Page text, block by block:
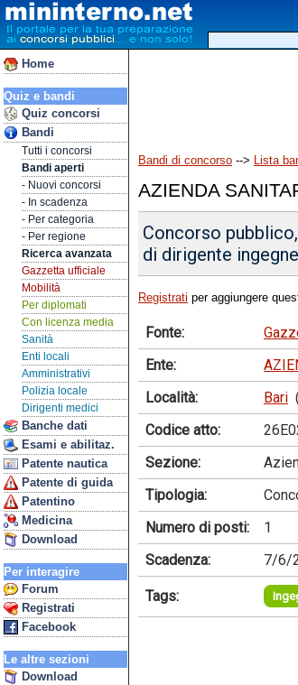
Home
Quiz e bandi
Quiz concorsi
Bandi
Tutti i concorsi
Bandi aperti
- Nuovi concorsi
- In scadenza
- Per categoria
- Per regione
Ricerca avanzata
Gazzetta ufficiale
Mobilità
Per diplomati
Con licenza media
Sanità
Enti locali
Amministrativi
Polizia locale
Dirigenti medici
Banche dati
Esami e abilitaz.
Patente nautica
Patente di guida
Patentino
Medicina
Download
Per interagire
Forum
Registrati
Facebook
Le altre sezioni
Download
Bandi di concorso --> Lista
AZIENDA
Concorso
di dirigente
Registrati per aggiungere
Fonte:
Ente:
Località:
Bari
Codice atto:
Sezione:
Tipologia:
Numero di posti:
1
Scadenza:
7/6/
Tags: